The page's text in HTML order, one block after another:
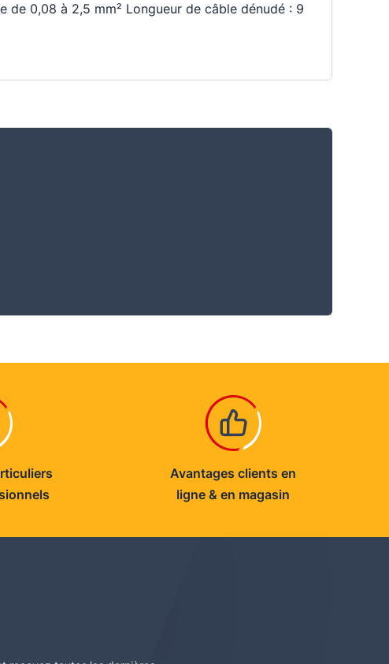
0,08 à 2,5 mm² Longueur de câble dénudé : 9
Avantages clients en
ligne & en magasin